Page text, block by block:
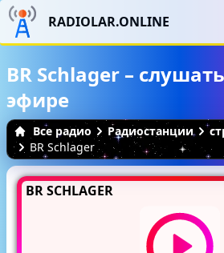
RADIOLAR.ONLINE
BR Schlager –
эфире
Все радио Радиостанции
BR Schlager
BR SCHLAGER